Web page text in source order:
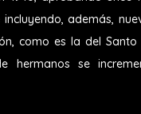
incluyendo, además,
como es la del Santo
hermanos se